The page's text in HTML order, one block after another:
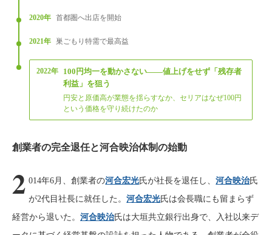
2020年 首都圏へ出店を開始
2021年 巣ごもり特需で最高益
2022年
100円均一を動かさない——値上げをせず「残存者
利益」を狙う
円安と原価高が業態を揺らすなか、セリアはなぜ100円
という価格を守り続けたのか
創業者の完全退任と河合映治体制の始動
2 014年6月、創業者の河合宏光氏が社長を退任し、河合映治氏
が2代目社長に就任した。河合宏光氏は会長職にも留まらず
経営から退いた。 河合映治氏は大垣共立銀行出身で、入社以来デ